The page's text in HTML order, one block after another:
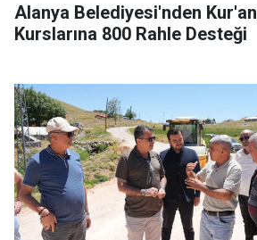
Alanya Belediyesi'nden Kur'an
Kurslarına 800 Rahle Desteği